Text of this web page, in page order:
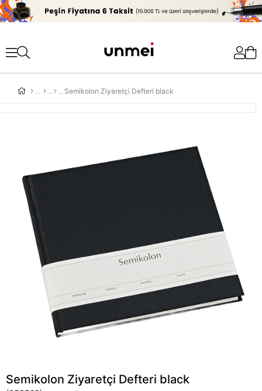
'
Semikolon Ziyaretçi Defteri black
Semikolon Ziyaretçi Defteri black